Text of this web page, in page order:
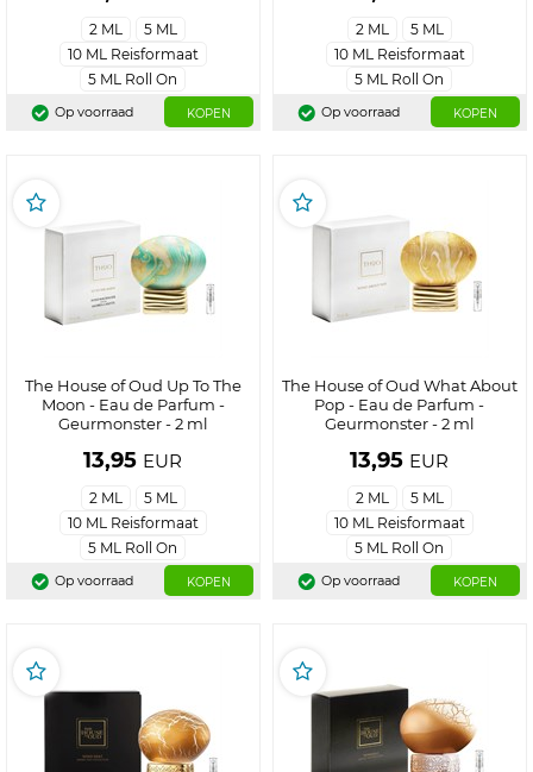
2 ML
5 ML
10 ML Reisformaat
5 ML Roll On
Op voorraad KOPEN
2 ML
5 ML
10 ML Reisformaat
5 ML Roll On
Op voorraad KOPEN
The House of Oud Up To The
Moon - Eau de Parfum -
Geurmonster - 2 ml
13,95 EUR
2 ML
5 ML
10 ML Reisformaat
5 ML Roll On
Op voorraad KOPEN
The House of Oud What About
Pop - Eau de Parfum -
Geurmonster - 2 ml
13,95 EUR
2 ML
5 ML
10 ML Reisformaat
5 ML Roll On
Op voorraad KOPEN